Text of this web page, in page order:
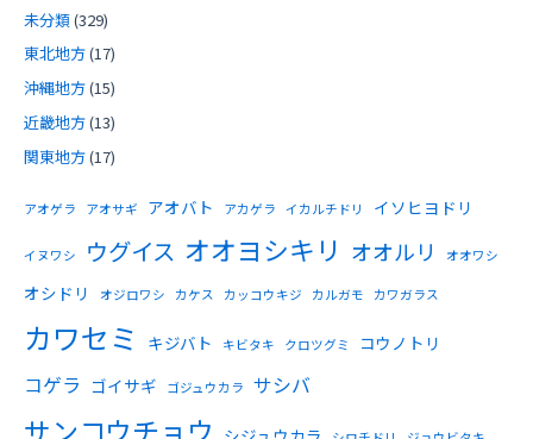
未分類(329)
東北地方(17)
沖縄地方(15)
近畿地方(13)
関東地方(17)
アオゲラ アオサギ アオバト アカゲラ イカルチドリ イソヒヨドリ
イヌワシ ウグイス オオヨシキリ オオルリ オオワシ
オシドリ オジロワシ カケス カッコウキジ カルガモ カワガラス
カワセミ キジバト キビタキ クロツグミ コウノトリ
コゲラ ゴイサギ ゴジュウカラ サシバ
サンコウチョウ